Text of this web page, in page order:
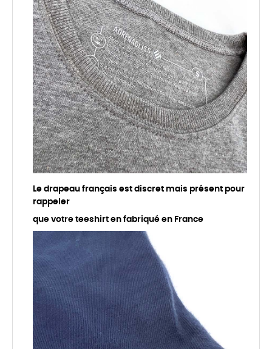
Le drapeau français est discret mais présent pour
rappeler
que votre teeshirt en fabriqué en France